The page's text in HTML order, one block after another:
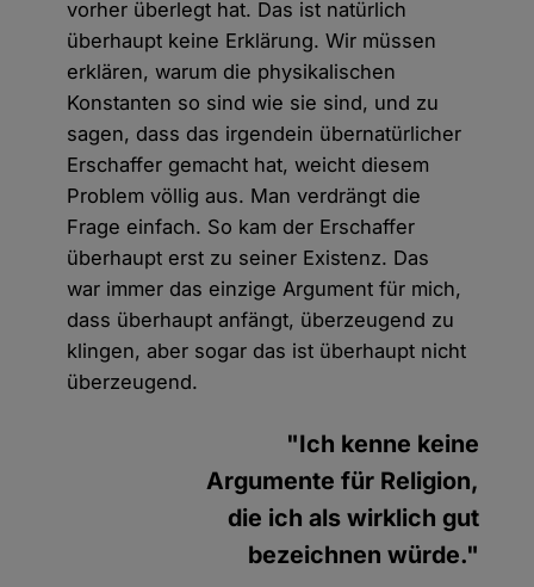
vorher überlegt hat. Das ist natürlich
überhaupt keine Erklärung. Wir müssen
erklären, warum die physikalischen
Konstanten so sind wie sie sind, und zu
sagen, dass das irgendein übernatürlicher
Erschaffer gemacht hat, weicht diesem
Problem völlig aus. Man verdrängt die
Frage einfach. So kam der Erschaffer
überhaupt erst zu seiner Existenz. Das
war immer das einzige Argument für mich,
dass überhaupt anfängt, überzeugend zu
klingen, aber sogar das ist überhaupt nicht
überzeugend.
"Ich kenne keine
Argumente für Religion,
die ich als wirklich gut
bezeichnen würde."